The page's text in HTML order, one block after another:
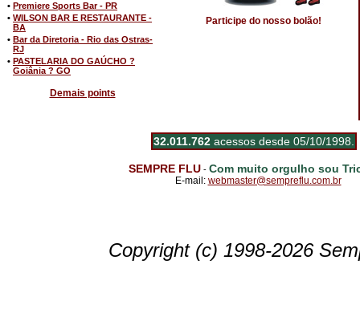
• Premiere Sports Bar - PR
• WILSON BAR E RESTAURANTE -
BA
• Bar da Diretoria - Rio das Ostras-
RJ
• PASTELARIA DO GAÚCHO ?
Goiânia ? GO
Demais points
Participe do nosso bolão!
32.011.762acessos desde 05/10/1998.
SEMPRE FLU- Com muito orgulho sou
E-mail: webmaster@sempreflu.com.br
Copyright (c) 1998-2026